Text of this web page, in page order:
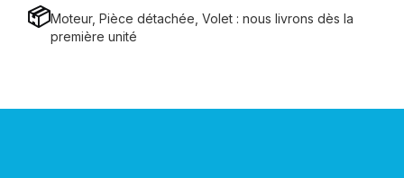
📦Moteur, Pièce détachée, Volet : nous livrons dès la
première unité